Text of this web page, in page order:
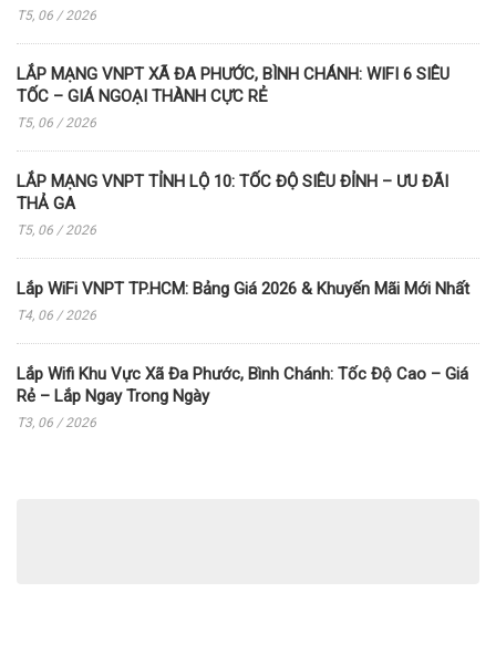
T5, 06 / 2026
LẮP MẠNG VNPT XÃ ĐA PHƯỚC, BÌNH CHÁNH: WIFI 6 SIÊU
TỐC – GIÁ NGOẠI THÀNH CỰC RẺ
T5, 06 / 2026
LẮP MẠNG VNPT TỈNH LỘ 10: TỐC ĐỘ SIÊU ĐỈNH – ƯU ĐÃI
THẢ GA
T5, 06 / 2026
Lắp WiFi VNPT TP.HCM: Bảng Giá 2026 & Khuyến Mãi Mới Nhất
T4, 06 / 2026
Lắp Wifi Khu Vực Xã Đa Phước, Bình Chánh: Tốc Độ Cao – Giá
Rẻ – Lắp Ngay Trong Ngày
T3, 06 / 2026